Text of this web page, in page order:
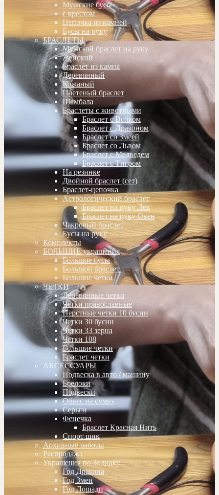
Мужские бусы
с крестом
Цепочка из камней
Бусы на руку
БРАСЛЕТЫ
Мужской браслет на руку
Женский
Браслет из камня
Деревянный
Кожаный
Плетеный браслет
Шамбала
Браслеты с животными
Браслет с Волком
Браслет с Драконом
Браслет со Змеей
Браслет со Львом
Браслет с Медведем
Браслет с Тигром
На резинке
Двойной браслет (сет)
Браслет-цепочка
Астрологический браслет
Браслет на руку Лев
Браслет на руку Овен
Чакровый браслет
Бусы на руку
Комплекты
БОЛЬШИЕ украшения
Большие бусы
Большой браслет
Большие четки
ЧЕТКИ
Деревянные четки
Четки православные
Перстные четки 10 бусин
Четки 30 бусин
Четки 33 зерна
Четки 108
Большие четки
Браслет четки
АКСЕССУАРЫ
Подвеска в авто / машину
Брелоки
Подвески
Обвес на сумку
Серьги
Фенечка
Браслет Красная Нить
Спорт шик
Архивные работы
Распродажа
Украшения по Зодиаку
Год Дракона
Год Змеи
Год Лошади